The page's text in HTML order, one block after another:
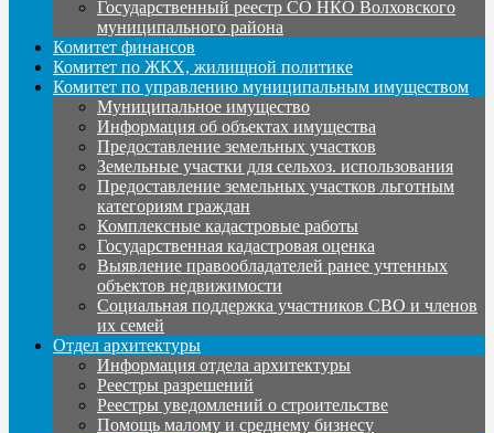
Государственный реестр СО НКО Волховского
муниципального района
Комитет финансов
Комитет по ЖКХ, жилищной политике
Комитет по управлению муниципальным имуществом
Муниципальное имущество
Информация об объектах имущества
Предоставление земельных участков
Земельные участки для сельхоз. использования
Предоставление земельных участков льготным
категориям граждан
Комплексные кадастровые работы
Государственная кадастровая оценка
Выявление правообладателей ранее учтенных
объектов недвижимости
Социальная поддержка участников СВО и членов
их семей
Отдел архитектуры
Информация отдела архитектуры
Реестры разрешений
Реестры уведомлений о строительстве
Помощь малому и среднему бизнесу